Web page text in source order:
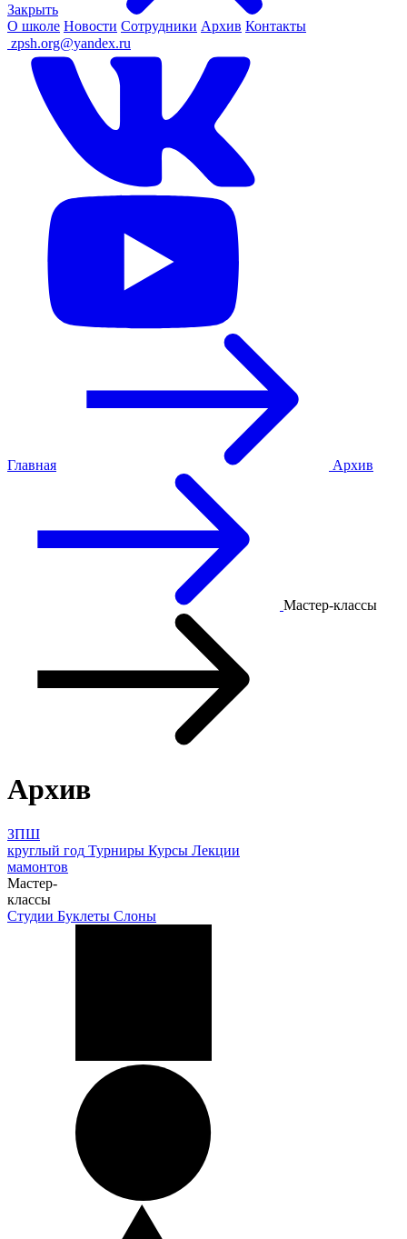
Закрыть
О школе Новости Сотрудники Архив Контакты
zpsh.org@yandex.ru
Главная Архив
Мастер-классы
Архив
ЗПШ
круглый год Турниры Курсы Лекции
мамонтов
Мастер-
классы
Студии Буклеты Слоны